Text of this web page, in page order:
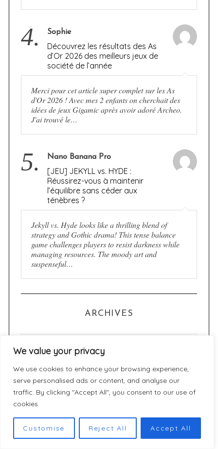
We value your privacy
We use cookies to enhance your browsing experience,
serve personalised ads or content, and analyse our
traffic. By clicking "Accept All", you consent to our use of
cookies.
Customise Reject All Accept All
4. Sophie
Découvrez les résultats des As
d’Or 2026 des meilleurs jeux de
société de l’année
Merci pour cet article super complet sur les As
d'Or 2026 ! Avec mes 2 enfants on cherchait des
idées de jeux Gigamic après avoir adoré Archeo.
J'ai trouvé le…
5. Nano Banana Pro
[JEU] JEKYLL vs. HYDE :
Réussirez-vous à maintenir
l’équilibre sans céder aux
ténèbres ?
Jekyll vs. Hyde looks like a thrilling blend of
strategy and Gothic drama! This tense balance
game challenges players to resist darkness while
managing resources. The moody art and
suspenseful…
ARCHIVES
r
c
h
i
v
e
a
t